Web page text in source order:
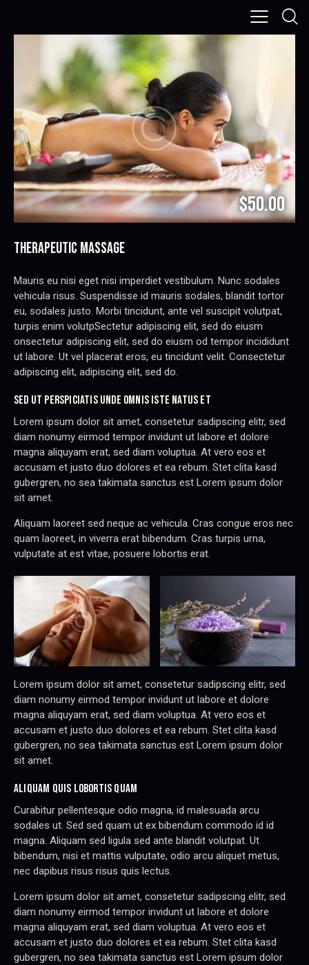
$50.00
THERAPEUTIC MASSAGE
Mauris eu nisi eget nisi imperdiet vestibulum. Nunc sodales
vehicula risus. Suspendisse id mauris sodales, blandit tortor
eu, sodales justo. Morbi tincidunt, ante vel suscipit volutpat,
turpis enim volutpSectetur adipiscing elit, sed do eiusm
onsectetur adipiscing elit, sed do eiusm od tempor incididunt
ut labore. Ut vel placerat eros, eu tincidunt velit. Consectetur
adipiscing elit, adipiscing elit, sed do.
SED UT PERSPICIATIS UNDE OMNIS ISTE NATUS ET
Lorem ipsum dolor sit amet, consetetur sadipscing elitr, sed
diam nonumy eirmod tempor invidunt ut labore et dolore
magna aliquyam erat, sed diam voluptua. At vero eos et
accusam et justo duo dolores et ea rebum. Stet clita kasd
gubergren, no sea takimata sanctus est Lorem ipsum dolor
sit amet.
Aliquam laoreet sed neque ac vehicula. Cras congue eros nec
quam laoreet, in viverra erat bibendum. Cras turpis urna,
vulputate at est vitae, posuere lobortis erat.
Lorem ipsum dolor sit amet, consetetur sadipscing elitr, sed
diam nonumy eirmod tempor invidunt ut labore et dolore
magna aliquyam erat, sed diam voluptua. At vero eos et
accusam et justo duo dolores et ea rebum. Stet clita kasd
gubergren, no sea takimata sanctus est Lorem ipsum dolor
sit amet.
ALIQUAM QUIS LOBORTIS QUAM
Curabitur pellentesque odio magna, id malesuada arcu
sodales ut. Sed sed quam ut ex bibendum commodo id id
magna. Aliquam sed ligula sed ante blandit volutpat. Ut
bibendum, nisi et mattis vulputate, odio arcu aliquet metus,
nec dapibus risus risus quis lectus.
Lorem ipsum dolor sit amet, consetetur sadipscing elitr, sed
diam nonumy eirmod tempor invidunt ut labore et dolore
magna aliquyam erat, sed diam voluptua. At vero eos et
accusam et justo duo dolores et ea rebum. Stet clita kasd
gubergren, no sea takimata sanctus est Lorem ipsum dolor